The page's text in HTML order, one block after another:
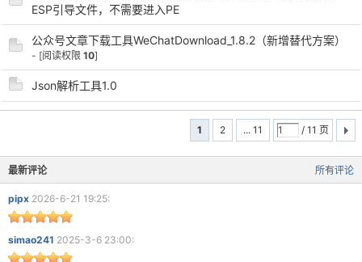
ESP引导文件，不需要进入PE
公众号文章下载工具WeChatDownload_1.8.2（新增替代方案）
- [阅读权限 10]
Json解析工具1.0
1 2 ... 11 / 11 页
所有评论
最新评论
pipx 2026-6-21 19:25:
simao241 2025-3-6 23:00: